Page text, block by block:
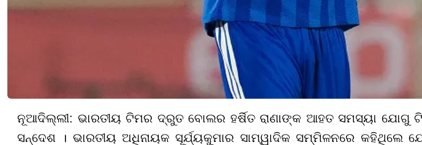
ନୂଆଦିଲ୍ଲୀ: ଭାରତୀୟ ଟିମର ଦ୍ରୁତ ବୋଲର ହର୍ଷିତ ରାଣାଙ୍କ ଆହତ ସମସ୍ୟା ଯୋଗୁ
ସନ୍ଦେଶ । ଭାରତୀୟ ଅଧିନାୟକ ସୂର୍ଯ୍ୟକୁମାର ସାମ୍ୱାଦିକ ସମ୍ମିଳନରେ କହିଥିଲେ